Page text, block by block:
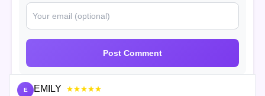
Post Comment
E EMILY ★★★★★